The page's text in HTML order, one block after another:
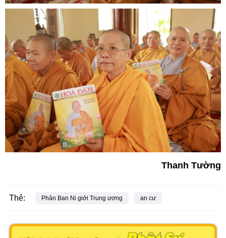
Thanh Tường
Thẻ: Phân Ban Ni giới Trung ương an cư